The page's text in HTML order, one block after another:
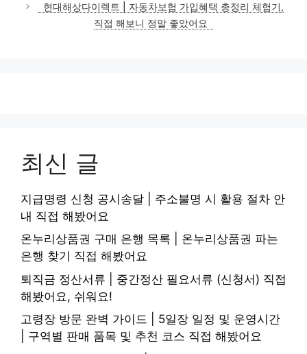
현대해상다이렉트 | 자동차보험 가입혜택 총정리 체험기,
직접 해보니 정말 좋았어요
최신 글
지급명령 신청 공시송달 | 주소불명 시 활용 절차 안
내 직접 해봤어요
온누리상품권 구매 은행 목록 | 온누리상품권 파는
은행 찾기 직접 해봤어요
퇴직금 정산서류 | 중간정산 필요서류 (신청서) 직접
해봤어요, 쉬워요!
고령장 방문 완벽 가이드 | 5일장 일정 및 운영시간
| 구역별 판매 품목 및 추천 코스 직접 해봤어요